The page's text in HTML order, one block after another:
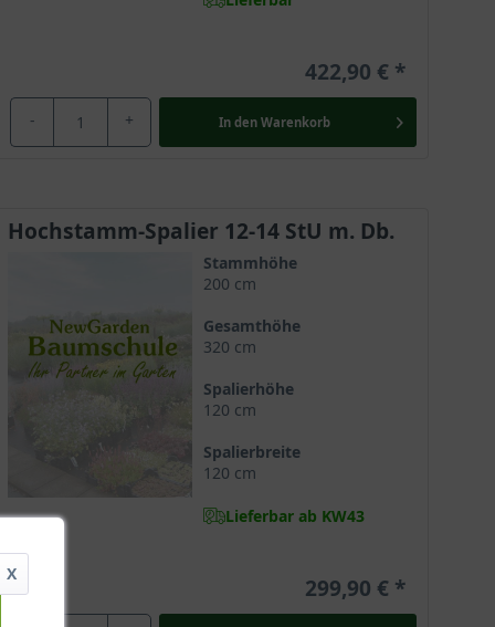
422,90 €
- + In den Warenkorb
Hochstamm-Spalier 12-14 StU m. Db.
Stammhöhe
200 cm
Gesamthöhe
320 cm
Spalierhöhe
120 cm
Spalierbreite
120 cm
Lieferbar ab KW43
299,90 €
X